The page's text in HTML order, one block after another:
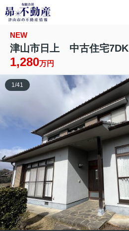
NEW
津山市日上 中古住宅7DK
1,280万円
1/41